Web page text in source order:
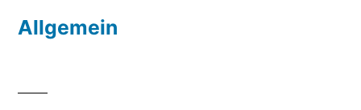
Allgemein